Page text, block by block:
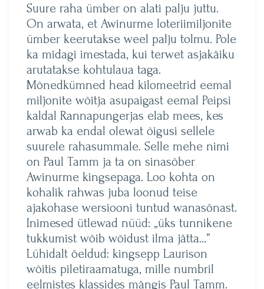
Suure raha ümber on alati palju juttu.
On arwata, et Awinurme loteriimiljonite
ümber keerutakse weel palju tolmu. Pole
ka midagi imestada, kui terwet asjakäiku
arutatakse kohtulaua taga.
Mõnedkümned head kilomeetrid eemal
miljonite wõitja asupaigast eemal Peipsi
kaldal Rannapungerjas elab mees, kes
arwab ka endal olewat õigusi sellele
suurele rahasummale. Selle mehe nimi
on Paul Tamm ja ta on sinasõber
Awinurme kingsepaga. Loo kohta on
kohalik rahwas juba loonud teise
ajakohase wersiooni tuntud wanasönast.
Inimesed ütlewad nüüd: „üks tunnikene
tukkumist wõib wõidust ilma jätta…”
Lühidalt öeldud: kingsepp Laurison
wõitis piletiraamatuga, mille numbril
eelmistes klassides mängis Paul Tamm.